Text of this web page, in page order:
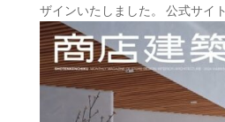
ザインいたしました。 公式サイ